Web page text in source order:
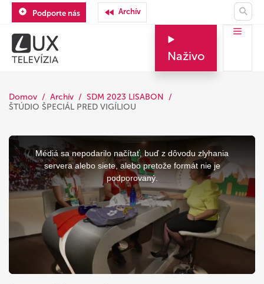
Podporte nás Archív
Naživo
Domov Archív
SDM 2023 LISABON
ŠTÚDIO ŠPECIÁL PRED VIGÍLIOU
This
modal
window.
Médiá sa nepodarilo načítať, buď z dôvodu zlyhania
servera alebo siete, alebo pretože formát nie je
podporovaný.